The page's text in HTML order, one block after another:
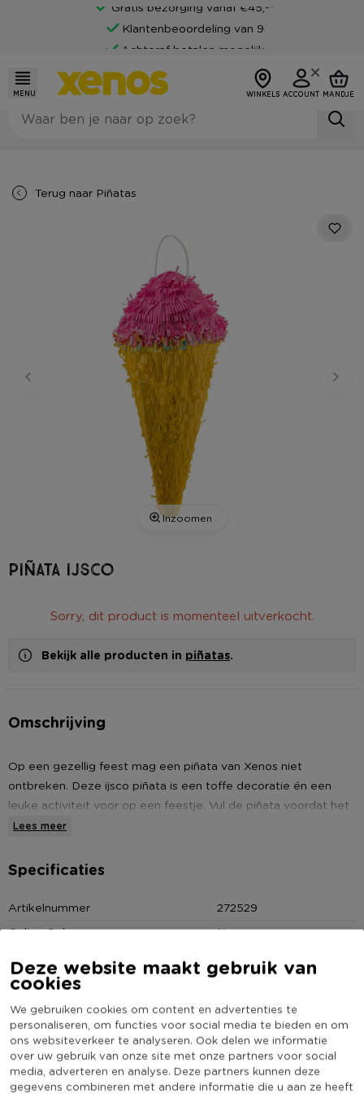
Deze website maakt gebruik van
cookies
We gebruiken cookies om content en advertenties te
personaliseren, om functies voor social media te bieden en om
ons websiteverkeer te analyseren. Ook delen we informatie
over uw gebruik van onze site met onze partners voor social
media, adverteren en analyse. Deze partners kunnen deze
gegevens combineren met andere informatie die u aan ze heeft
Gratis bezorging vanaf €45,-*
Klantenbeoordeling van 9
Achteraf betalen mogelijk
MENU WINKELS ACCOUNT MANDJE
Terug naar Piñatas
Inzoomen
Piñata ijsco
Sorry, dit product is momenteel uitverkocht.
Bekijk alle producten in piñatas.
Omschrijving
Op een gezellig feest mag een piñata van Xenos niet
ontbreken. Deze ijsco piñata is een toffe decoratie én een
leuke activiteit voor op een feestje. Vul de piñata voordat het
feestje begint met allerlei lekkere snoepjes of kleine
stok tegen het ijsje te slaan totdat de snoepjes/cadeautjes
eruit vallen. Natuurlijk is een beetje hulp van
vriendjes/vriendinnetjes niet verboden. Dat wordt lachen!
Eigenlijk zit er voor iedere feestgelegenheid wel een geschikt
exemplaar bij. Van de traditionele piñata ezel tot een piñata
Xenos.nl.
* Piñata ijsco
* Hoogte: 50 cm
Lees meer
Specificaties
Artikelnummer
272529
Online Only
Nee
Producthoogte (cm)
50
Kleur
Multikleur
Duurzaamheidsscore
(Nog) geen score
bekend